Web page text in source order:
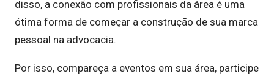
disso, a conexão com profissionais da área é uma
ótima forma de começar a construção de sua marca
pessoal na advocacia.
Por isso, compareça a eventos em sua área, participe